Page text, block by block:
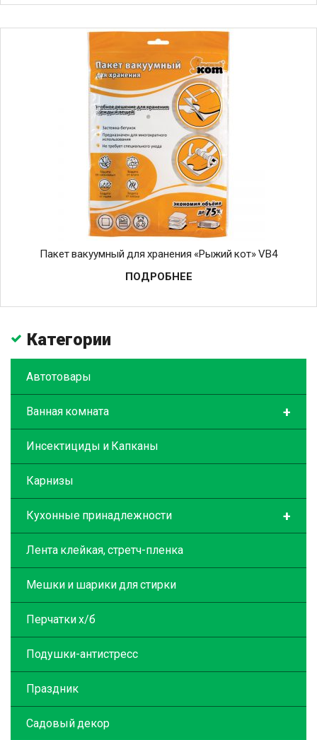
Пакет вакуумный для хранения «Рыжий кот» VB4
ПОДРОБНЕЕ
Категории
Автотовары
+
Ванная комната
Инсектициды и Капканы
Карнизы
+
Кухонные принадлежности
Лента клейкая, стретч-пленка
Мешки и шарики для стирки
Перчатки х/б
Подушки-антистресс
Праздник
Садовый декор